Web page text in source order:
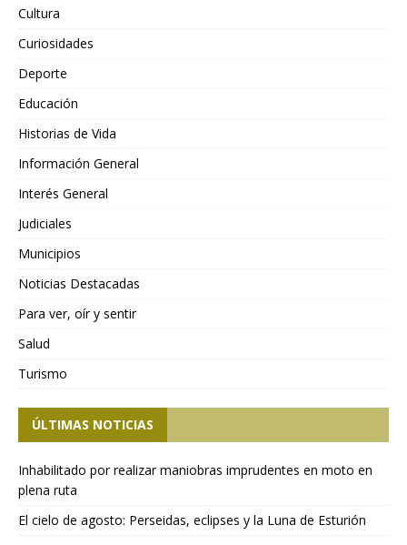
Cultura
Curiosidades
Deporte
Educación
Historias de Vida
Información General
Interés General
Judiciales
Municipios
Noticias Destacadas
Para ver, oír y sentir
Salud
Turismo
ÚLTIMAS NOTICIAS
Inhabilitado por realizar maniobras imprudentes en moto en
plena ruta
El cielo de agosto: Perseidas, eclipses y la Luna de Esturión